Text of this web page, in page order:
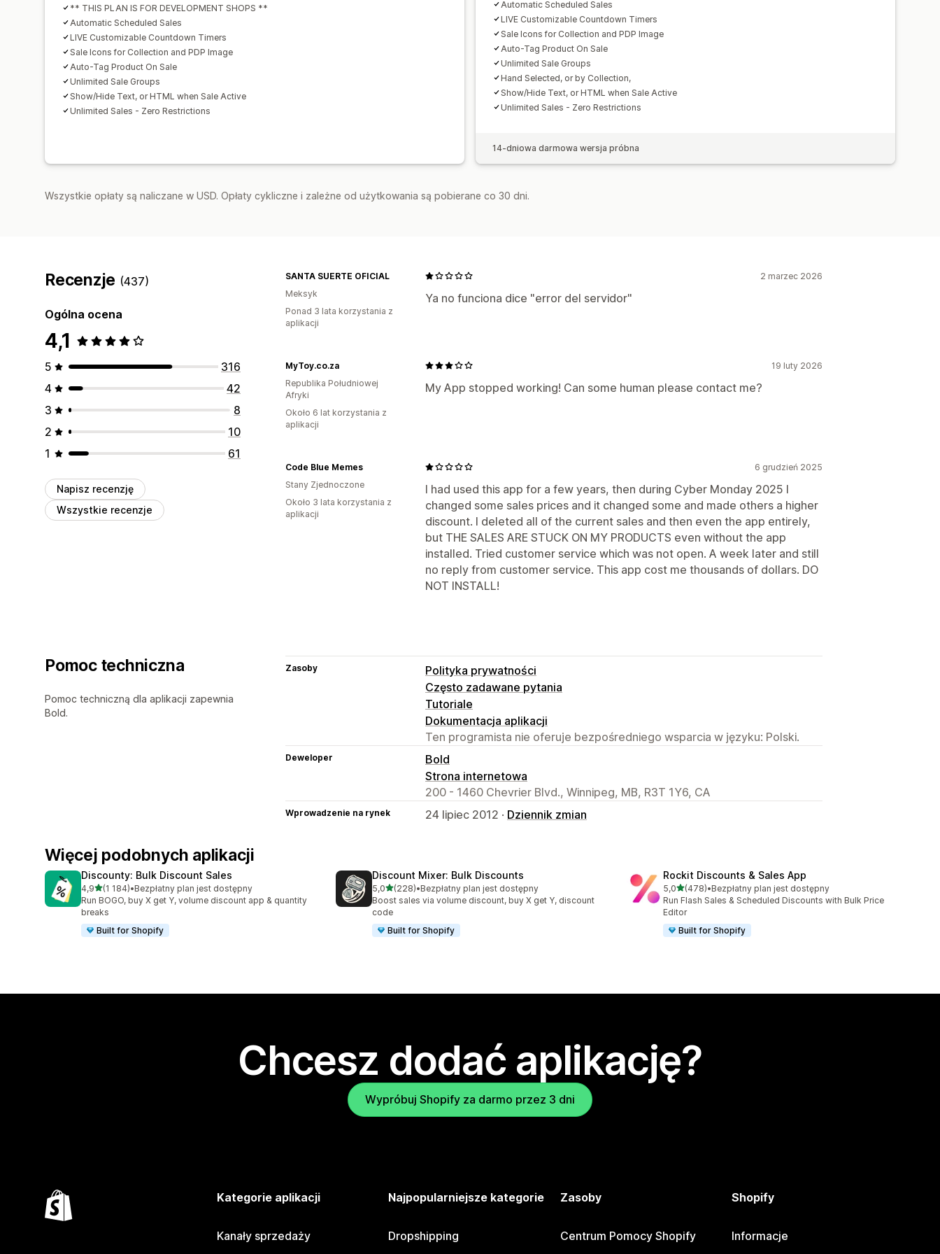
** THIS PLAN IS FOR DEVELOPMENT SHOPS **
Automatic Scheduled Sales
LIVE Customizable Countdown Timers
Sale Icons for Collection and PDP Image
Auto-Tag Product On Sale
Unlimited Sale Groups
Show/Hide Text, or HTML when Sale Active
Unlimited Sales - Zero Restrictions
Automatic Scheduled Sales
LIVE Customizable Countdown Timers
Sale Icons for Collection and PDP Image
Auto-Tag Product On Sale
Unlimited Sale Groups
Hand Selected, or by Collection,
Show/Hide Text, or HTML when Sale Active
Unlimited Sales - Zero Restrictions
14-dniowa darmowa wersja próbna
Wszystkie opłaty są naliczane w USD. Opłaty cykliczne i zależne od użytkowania są pobierane co 30 dni.
Recenzje (437)
Ogólna ocena
4,1
5
316
4
42
3
8
2
10
1
61
Napisz recenzję
Wszystkie recenzje
2 marzec 2026
Ya no funciona dice "error del servidor"
SANTA SUERTE OFICIAL
Meksyk
Ponad 3 lata korzystania z
aplikacji
19 luty 2026
My App stopped working! Can some human please contact me?
MyToy.co.za
Republika Południowej
Afryki
Około 6 lat korzystania z
aplikacji
6 grudzień 2025
I had used this app for a few years, then during Cyber Monday 2025 I
changed some sales prices and it changed some and made others a higher
discount. I deleted all of the current sales and then even the app entirely,
but THE SALES ARE STUCK ON MY PRODUCTS even without the app
installed. Tried customer service which was not open. A week later and still
no reply from customer service. This app cost me thousands of dollars. DO
NOT INSTALL!
Code Blue Memes
Stany Zjednoczone
Około 3 lata korzystania z
aplikacji
Pomoc techniczna
Pomoc techniczną dla aplikacji zapewnia
Bold.
Zasoby
Polityka prywatności
Często zadawane pytania
Tutoriale
Dokumentacja aplikacji
Ten programista nie oferuje bezpośredniego wsparcia w języku: Polski.
Deweloper
Bold
Strona internetowa
200 - 1460 Chevrier Blvd., Winnipeg, MB, R3T 1Y6, CA
Wprowadzenie na rynek 24 lipiec 2012 · Dziennik zmian
Więcej podobnych aplikacji
Discounty: Bulk Discount Sales
4,9na 5 gwiazdek
(1 184)
Łączna liczba recenzji: 1184
•Bezpłatny plan jest dostępny
Run BOGO, buy X get Y, volume discount app & quantity
breaks
Built for Shopify
Discount Mixer: Bulk Discounts
5,0na 5 gwiazdek
(228)
Łączna liczba recenzji: 228
•Bezpłatny plan jest dostępny
Boost sales via volume discount, buy X get Y, discount
code
Built for Shopify
Rockit Discounts & Sales App
5,0na 5 gwiazdek
(478)
Łączna liczba recenzji: 478
•Bezpłatny plan jest dostępny
Run Flash Sales & Scheduled Discounts with Bulk Price
Editor
Built for Shopify
Chcesz dodać aplikację?
Wypróbuj Shopify za darmo przez 3 dni
Kategorie aplikacji
Kanały sprzedaży
Najpopularniejsze kategorie
Dropshipping
Zasoby
Centrum Pomocy Shopify
Shopify
Informacje